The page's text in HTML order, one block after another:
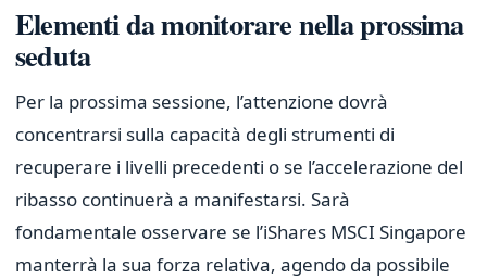
Elementi da monitorare nella prossima
seduta
Per la prossima sessione, l’attenzione dovrà
concentrarsi sulla capacità degli strumenti di
recuperare i livelli precedenti o se l’accelerazione del
ribasso continuerà a manifestarsi. Sarà
fondamentale osservare se l’iShares MSCI Singapore
manterrà la sua forza relativa, agendo da possibile